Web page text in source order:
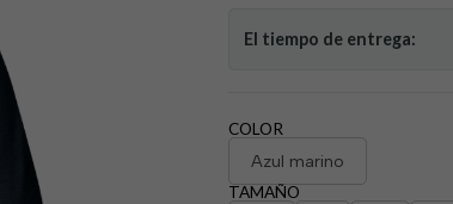
El tiempo de entrega:
COLOR
Azul marino
TAMAÑO